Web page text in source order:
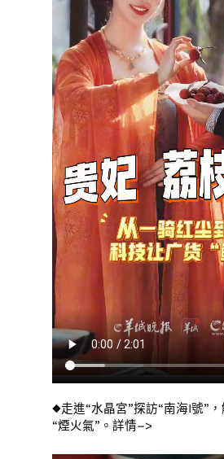
◆走進“水晶宮”探訪“南海I號”
“煙火氣”。詳情–>